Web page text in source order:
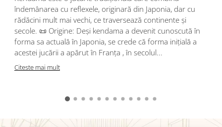
îndemânarea cu reflexele, originară din Japonia, dar cu
rădăcini mult mai vechi, ce traversează continente și
secole. 📜 Origine: Deși kendama a devenit cunoscută în
forma sa actuală în Japonia, se crede că forma inițială a
acestei jucării a apărut în Franța , în secolul...
Citeste mai mult